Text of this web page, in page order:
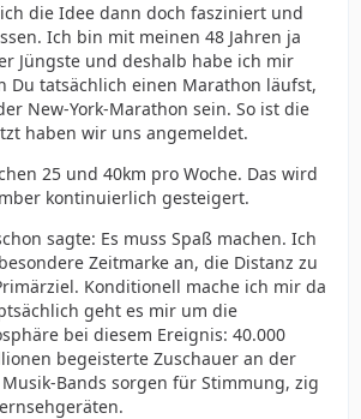
die Idee dann doch fasziniert und
Ich bin mit meinen 48 Jahren ja
Jüngste und deshalb habe ich mir
Du tatsächlich einen Marathon läufst,
New-York-Marathon sein. So ist die
haben wir uns angemeldet.
25 und 40km pro Woche. Das wird
kontinuierlich gesteigert.
sagte: Es muss Spaß machen. Ich
Zeitmarke an, die Distanz zu
Konditionell mache ich mir da
geht es mir um die
bei diesem Ereignis: 40.000
begeisterte Zuschauer an der
Bands sorgen für Stimmung, zig